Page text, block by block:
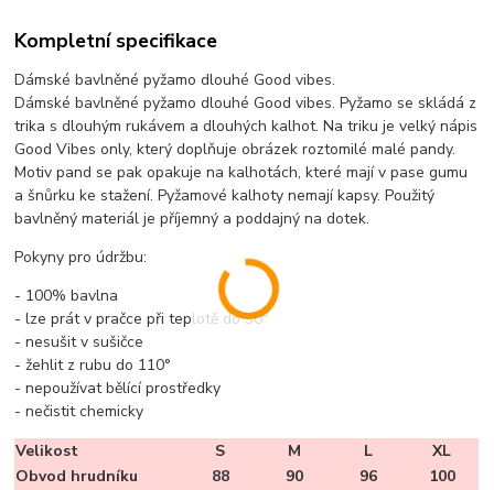
Kompletní specifikace
Dámské bavlněné pyžamo dlouhé Good vibes.
Dámské bavlněné pyžamo dlouhé Good vibes. Pyžamo se skládá z
trika s dlouhým rukávem a dlouhých kalhot. Na triku je velký nápis
Good Vibes only, který doplňuje obrázek roztomilé malé pandy.
Motiv pand se pak opakuje na kalhotách, které mají v pase gumu
a šnůrku ke stažení. Pyžamové kalhoty nemají kapsy. Použitý
bavlněný materiál je příjemný a poddajný na dotek.
Pokyny pro údržbu:
- 100% bavlna
- lze prát v pračce při teplotě do 30°
- nesušit v sušičce
- žehlit z rubu do 110°
- nepoužívat bělící prostředky
- nečistit chemicky
Velikost
S M L
XL
Obvod hrudníku
88 90 96
100